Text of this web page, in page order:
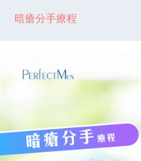
暗瘡分手療程